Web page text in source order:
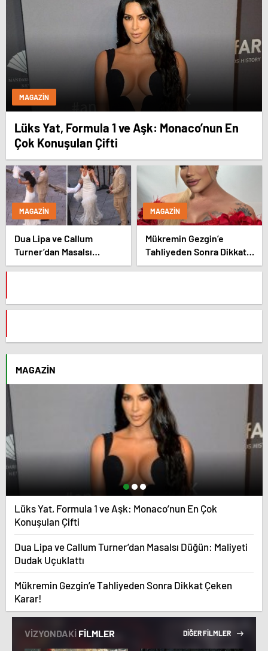
Takvimi
MAGAZIN
Lüks Yat, Formula 1 ve Aşk: Monaco’nun En
Çok Konuşulan Çifti
MAGAZIN
Dua Lipa ve Callum
Turner’dan Masalsı
Düğün: Maliyeti Dudak
MAGAZIN
Mükremin Gezgin’e
Tahliyeden Sonra Dikkat
Çeken Karar!
MAGAZIN
Lüks Yat, Formula 1 ve Aşk: Monaco’nun En Çok
Konuşulan Çifti
Dua Lipa ve Callum Turner’dan Masalsı Düğün: Maliyeti
Dudak Uçuklattı
Mükremin Gezgin’e Tahliyeden Sonra Dikkat Çeken
Karar!
VİZYONDAKİ FİLMLER DİĞER FİLMLER